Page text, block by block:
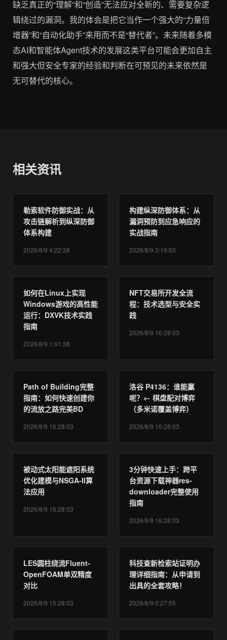
相关资讯
勒索软件防御实战：从
攻击链解析到纵深防御
体系构建
2026/8/9 4:22:38
构建纵深防御体系：从
漏洞预防到应急响应的
实战指南
2026/8/9 3:19:53
如何在Linux上实现
Windows游戏的高性能
运行：DXVK技术实践
指南
2026/8/9 1:01:38
NFT交易所开发全流
程：技术选型与安全实
践
2026/8/9 16:28:03
Path of Building完整
指南：如何快速创建你
的流放之路完美BD
2026/8/9 16:28:03
洛谷 P4136：谁能赢
呢？← 棋盘配对博弈
（多米诺覆盖博弈）
2026/8/9 16:28:03
被动式太阳能遮阳系统
优化建模与NSGA-II算
法应用
2026/8/9 16:28:03
3分钟快速上手：跨平
台资源下载神器res-
downloader完整使用
指南
2026/8/9 16:28:03
LES圆柱绕流Fluent-
OpenFOAM单双精度
对比
2026/8/9 15:28:03
科技查新检索站证明办
理详细指南：从申请到
出具的全套攻略！
2026/8/9 0:27:55